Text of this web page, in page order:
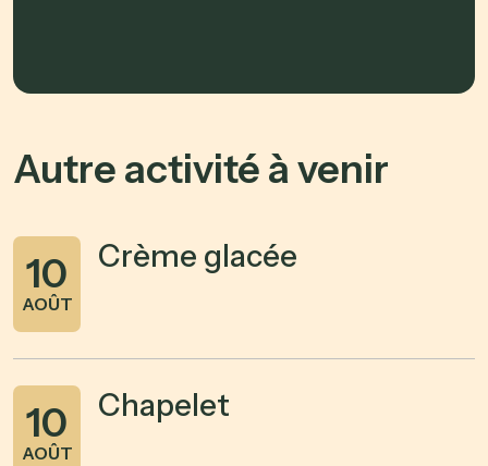
Autre activité à venir
10
AOÛT
Crème glacée
10
AOÛT
Chapelet